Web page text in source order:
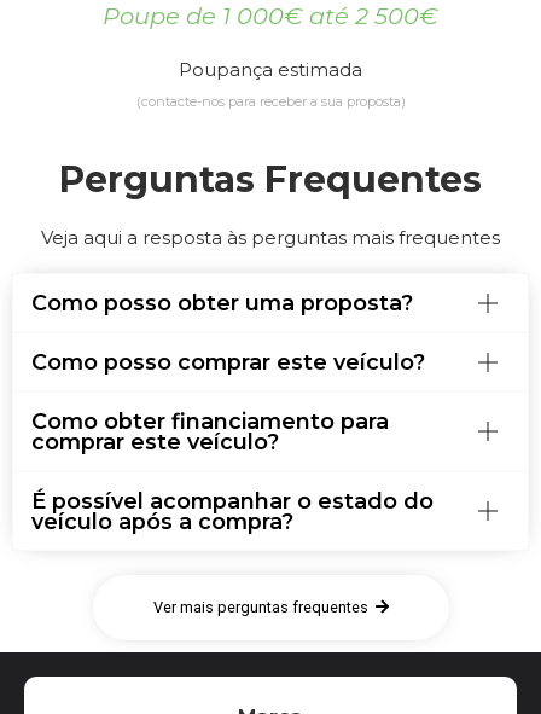
Poupe de 1 000€ até 2 500€
Poupança estimada
(contacte-nos para receber a sua proposta)
Perguntas Frequentes
Veja aqui a resposta às perguntas mais frequentes
Como posso obter uma proposta?
Como posso comprar este veículo?
Como obter financiamento para
comprar este veículo?
É possível acompanhar o estado do
veículo após a compra?
Ver mais perguntas frequentes